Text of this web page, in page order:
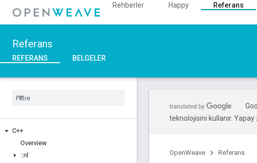
Rehberler Happy Referans
Referans
REFERANS BELGELER
C++
Overview
::nl
teknolojisini kullanır.
OpenWeave Referans